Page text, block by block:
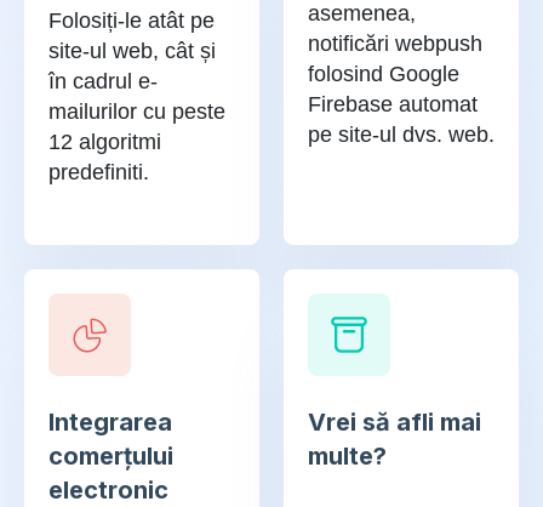
Folosiți-le atât pe
site-ul web, cât și
în cadrul e-
mailurilor cu peste
12 algoritmi
predefiniti.
asemenea,
notificări webpush
folosind Google
Firebase automat
pe site-ul dvs. web.
Integrarea
comerțului
electronic
Vrei să afli mai
multe?